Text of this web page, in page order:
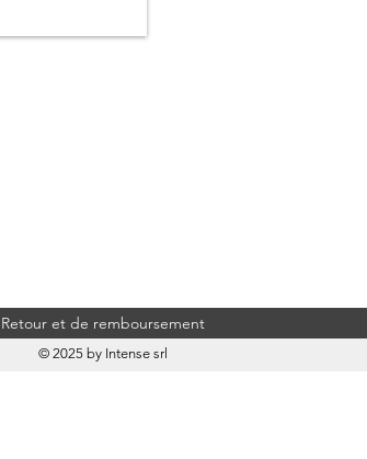
Retour et de remboursement
© 2025 by Intense srl